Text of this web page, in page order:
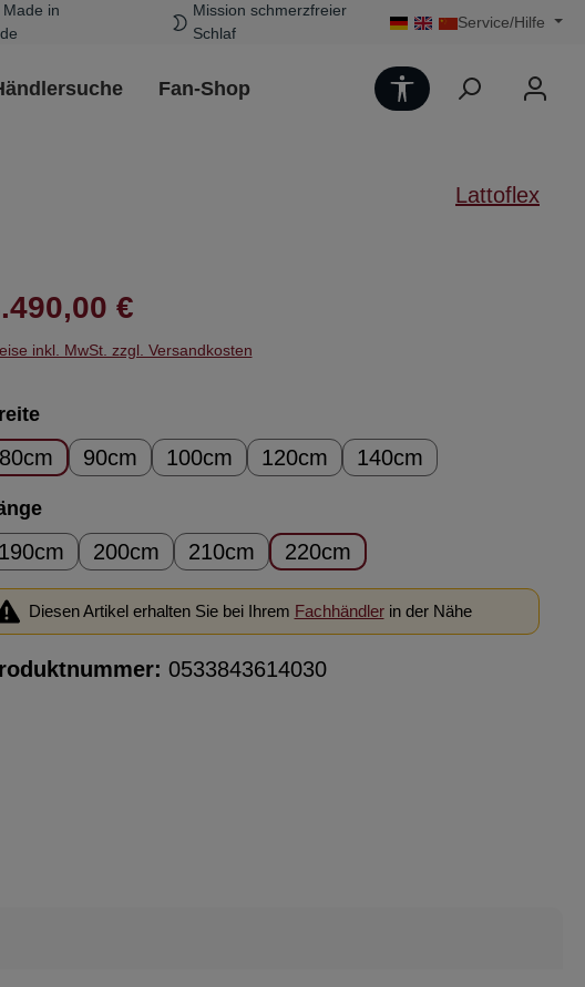
in
Mission schmerzfreier
Schlaf
Service/Hilfe
Fan-Shop Werkzeugleiste
Lattoflex
Preis:
€
inkl. MwSt. zzgl. Versandkosten
auswählen
80cm 90cm 100cm 120cm 140cm
auswählen
190cm 200cm 210cm 220cm
Diesen Artikel erhalten Sie bei Ihrem Fachhändlerin der Nähe
0533843614030